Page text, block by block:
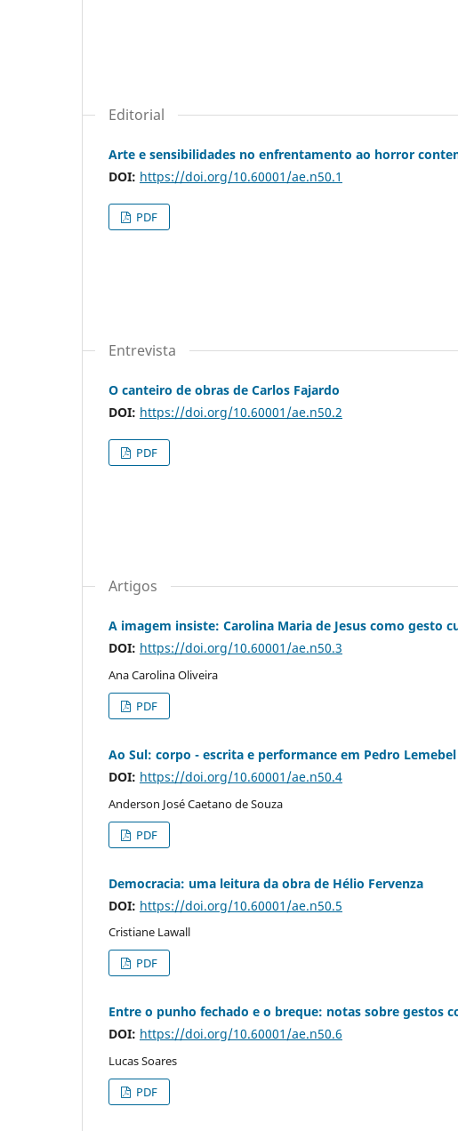
Editorial
Arte e sensibilidades no enfrentamento ao horror
DOI: https://doi.org/10.60001/ae.n50.1
PDF
Entrevista
O canteiro de obras de Carlos Fajardo
DOI: https://doi.org/10.60001/ae.n50.2
PDF
Artigos
A imagem insiste: Carolina Maria de Jesus como gesto
DOI: https://doi.org/10.60001/ae.n50.3
Ana Carolina Oliveira
PDF
Ao Sul: corpo - escrita e performance em Pedro Lemebel
DOI: https://doi.org/10.60001/ae.n50.4
Anderson José Caetano de Souza
PDF
Democracia: uma leitura da obra de Hélio Fervenza
DOI: https://doi.org/10.60001/ae.n50.5
Cristiane Lawall
PDF
Entre o punho fechado e o breque: notas sobre gestos
DOI: https://doi.org/10.60001/ae.n50.6
Lucas Soares
PDF